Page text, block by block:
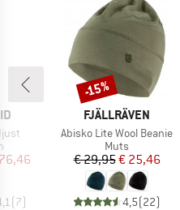
prijs
(7)
MERK
FJÄLLRÄVEN
Artikel
Abisko Lite Wool Beanie
Productgroep
Muts
Prijs
€ 29,95Verlaagde
€ 25,46
4,5(22)
Korting
-15%